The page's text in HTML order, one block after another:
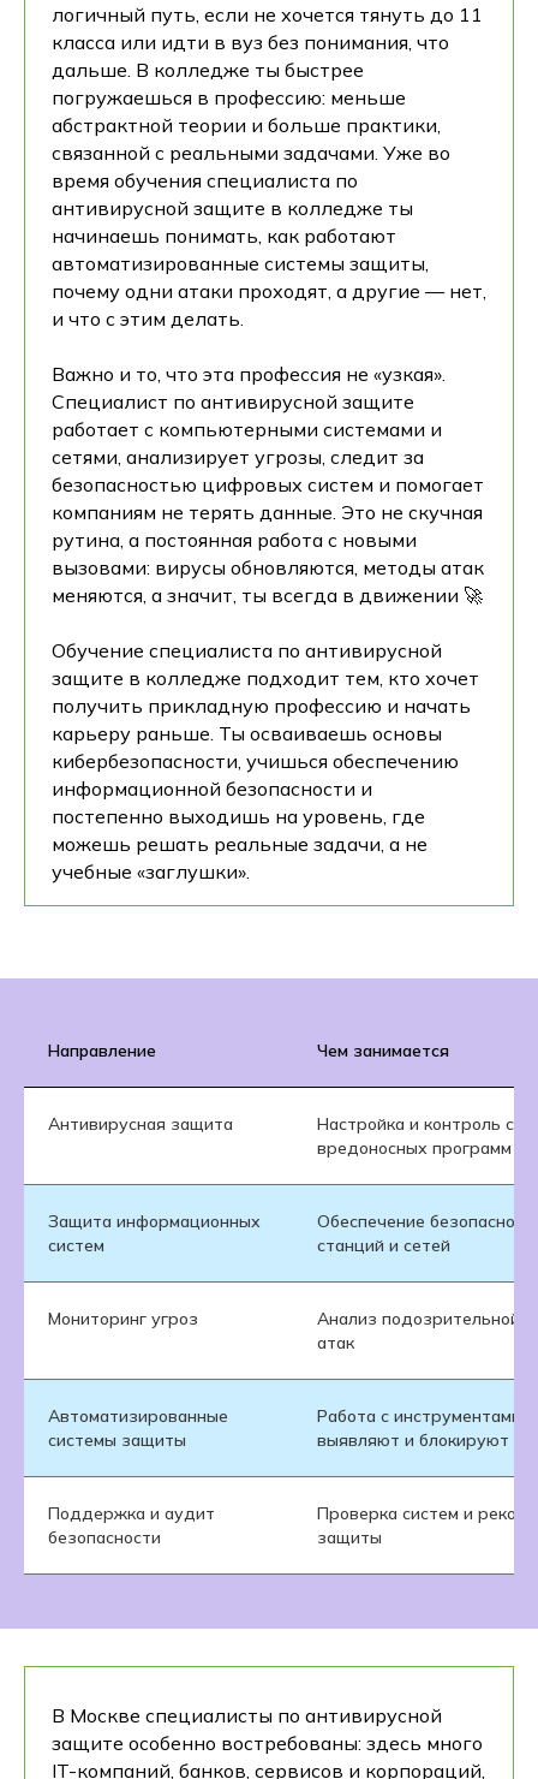
логичный путь, если не хочется тянуть до 11
класса или идти в вуз без понимания, что
дальше. В колледже ты быстрее
погружаешься в профессию: меньше
абстрактной теории и больше практики,
связанной с реальными задачами. Уже во
время обучения специалиста по
антивирусной защите в колледже ты
начинаешь понимать, как работают
автоматизированные системы защиты,
почему одни атаки проходят, а другие — нет,
и что с этим делать.
Важно и то, что эта профессия не «узкая».
Специалист по антивирусной защите
работает с компьютерными системами и
сетями, анализирует угрозы, следит за
безопасностью цифровых систем и помогает
компаниям не терять данные. Это не скучная
рутина, а постоянная работа с новыми
вызовами: вирусы обновляются, методы атак
меняются, а значит, ты всегда в движении 🚀
Обучение специалиста по антивирусной
защите в колледже подходит тем, кто хочет
получить прикладную профессию и начать
карьеру раньше. Ты осваиваешь основы
кибербезопасности, учишься обеспечению
информационной безопасности и
постепенно выходишь на уровень, где
можешь решать реальные задачи, а не
учебные «заглушки».
Направление Чем занимается
Антивирусная защита
Настройка и контроль
вредоносных программ
Защита информационных
систем
Обеспечение
станций и сетей
Мониторинг угроз
Анализ подозрительной
атак
Автоматизированные
системы защиты
Работа с инструментами,
выявляют и блокируют
Поддержка и аудит
безопасности
Проверка систем и
защиты
В Москве специалисты по антивирусной
защите особенно востребованы: здесь много
IT-компаний, банков, сервисов и корпораций,